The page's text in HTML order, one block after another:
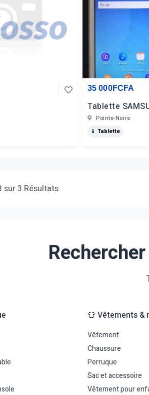
35 000FCFA
Tablette
Pointe-Noire
📱 Tablette
sur 3 Résultats
👕 Vêtements &
Vêtement
Chaussure
Perruque
Sac et accessoire
Vêtement pour